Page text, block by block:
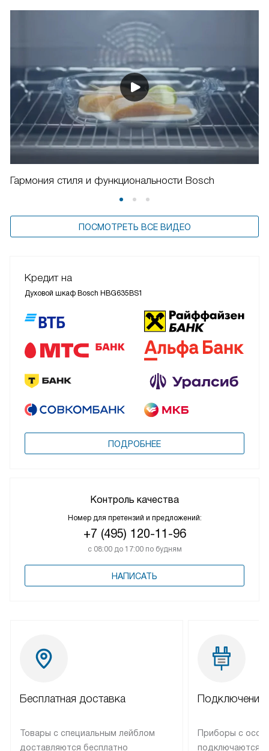
Гармония стиля и функциональности Bosch
ПОСМОТРЕТЬ ВСЕ ВИДЕО
Кредит на
Духовой шкаф Bosch HBG635BS1
ПОДРОБНЕЕ
Контроль качества
Номер для претензий и предложений:
+7 (495) 120-11-96
с 08:00 до 17:00 по будням
НАПИСАТЬ
Бесплатная доставка
Товары с специальным лейблом
доставляются бесплатно
Подключение
Приборы с
подключаются к